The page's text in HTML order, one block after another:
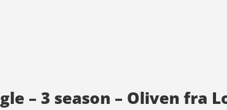
– 3 season – Oliven fra